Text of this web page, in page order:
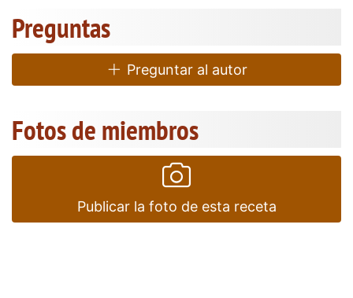
Preguntas
Preguntar al autor
Fotos de miembros
Publicar la foto de esta receta